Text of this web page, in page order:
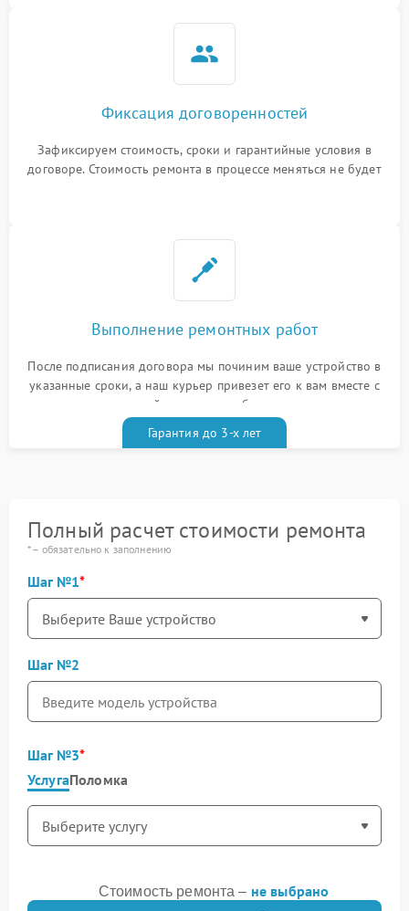
Фиксация договоренностей
Зафиксируем стоимость, сроки и гарантийные условия в
договоре. Стоимость ремонта в процессе меняться не будет
Выполнение ремонтных работ
После подписания договора мы починим ваше устройство в
указанные сроки, а наш курьер привезет его к вам вместе с
гарантийным талоном бесплатно
Гарантия до 3-х лет
Полный расчет стоимости ремонта
* – обязательно к заполнению
Шаг №1
Шаг №2
Шаг №3
УслугаПоломка
Стоимость ремонта – не выбрано